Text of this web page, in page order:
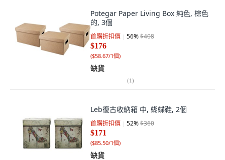
Potegar Paper Living Box 純色, 棕色
的, 3個
首購折扣價 56%$408
$176
($58.67/1個)
缺貨
(1)
Leb復古收納箱 中, 蝴蝶鞋, 2個
首購折扣價 52%$360
$171
($85.50/1個)
缺貨